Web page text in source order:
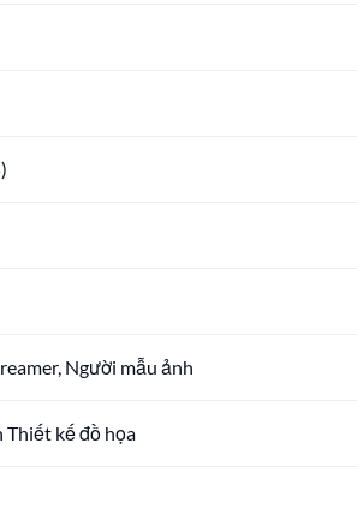
Người mẫu ảnh
Thiết kế đồ họa